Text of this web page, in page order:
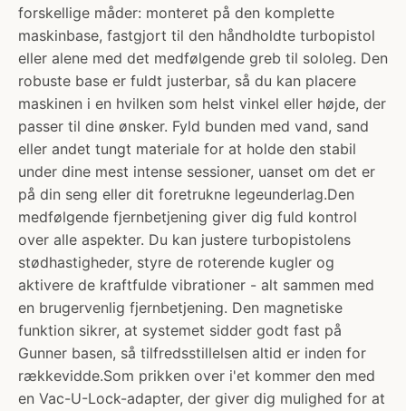
forskellige måder: monteret på den komplette
maskinbase, fastgjort til den håndholdte turbopistol
eller alene med det medfølgende greb til sololeg. Den
robuste base er fuldt justerbar, så du kan placere
maskinen i en hvilken som helst vinkel eller højde, der
passer til dine ønsker. Fyld bunden med vand, sand
eller andet tungt materiale for at holde den stabil
under dine mest intense sessioner, uanset om det er
på din seng eller dit foretrukne legeunderlag.Den
medfølgende fjernbetjening giver dig fuld kontrol
over alle aspekter. Du kan justere turbopistolens
stødhastigheder, styre de roterende kugler og
aktivere de kraftfulde vibrationer - alt sammen med
en brugervenlig fjernbetjening. Den magnetiske
funktion sikrer, at systemet sidder godt fast på
Gunner basen, så tilfredsstillelsen altid er inden for
rækkevidde.Som prikken over i'et kommer den med
en Vac-U-Lock-adapter, der giver dig mulighed for at